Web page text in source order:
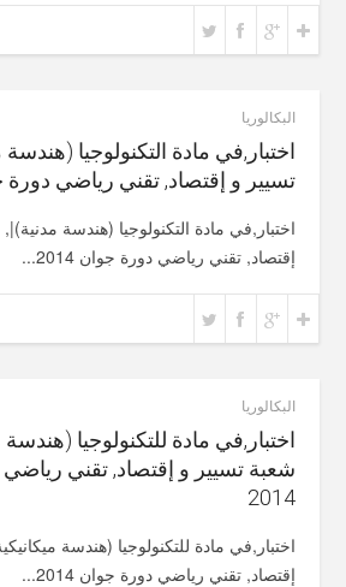
البكالوريا
اختبار,في مادة التكنولوجيا
تسيير و إقتصاد, تقني رياضي دورة
اختبار,في مادة التكنولوجيا (هندسة
إقتصاد, تقني رياضي دورة جوان 2014...
البكالوريا
اختبار,في مادة للتكنولوجيا (هندسة
شعبة تسيير و إقتصاد, تقني
2014
اختبار,في مادة للتكنولوجيا (هندسة
إقتصاد, تقني رياضي دورة جوان 2014...